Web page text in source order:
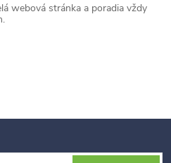
webová stránka a poradia vždy